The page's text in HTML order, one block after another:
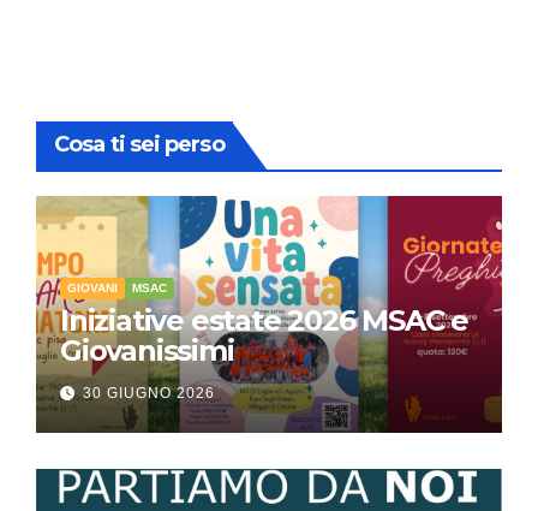
Cosa ti sei perso
GIOVANI MSAC
Iniziative estate 2026 MSAC e
Giovanissimi
30 GIUGNO 2026